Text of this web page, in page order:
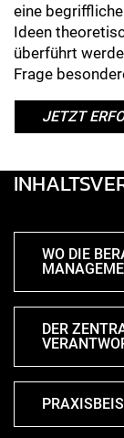
eine
Ideen
überführt
Frage
JETZT
WO DIE
DER